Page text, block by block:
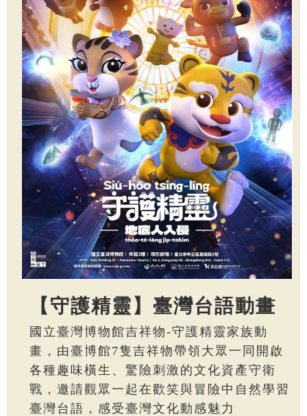
【守護精靈】臺灣台語動畫
國立臺灣博物館吉祥物-守護精靈家族動
畫，由臺博館7隻吉祥物帶領大眾一同開啟
各種趣味橫生、驚險刺激的文化資產守衛
戰，邀請觀眾一起在歡笑與冒險中自然學習
臺灣台語，感受臺灣文化動感魅力